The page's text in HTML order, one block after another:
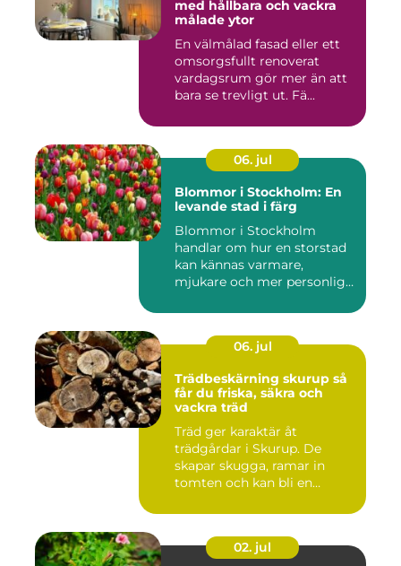
med hållbara och vackra
målade ytor
En välmålad fasad eller ett
omsorgsfullt renoverat
vardagsrum gör mer än att
bara se trevligt ut. Fä...
06. jul
Blommor i Stockholm: En
levande stad i färg
Blommor i Stockholm
handlar om hur en storstad
kan kännas varmare,
mjukare och mer personlig
06. jul
Trädbeskärning skurup så
får du friska, säkra och
vackra träd
Träd ger karaktär åt
trädgårdar i Skurup. De
skapar skugga, ramar in
tomten och kan bli en
02. jul